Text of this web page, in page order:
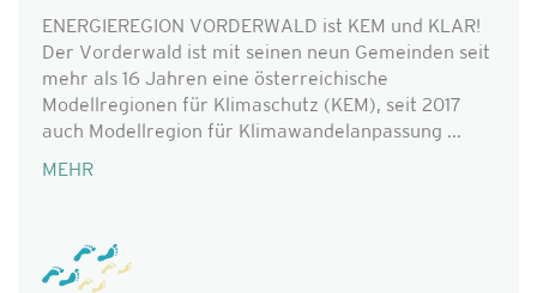
ENERGIEREGION VORDERWALD ist KEM und KLAR!
Der Vorderwald ist mit seinen neun Gemeinden seit
mehr als 16 Jahren eine österreichische
Modellregionen für Klimaschutz (KEM), seit 2017
auch Modellregion für Klimawandelanpassung ...
MEHR